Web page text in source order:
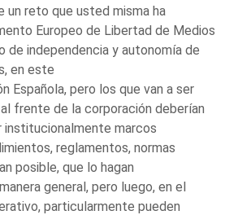
un reto que usted misma ha
Europeo de Libertad de Medios
de independencia y autonomía de
en este
Española, pero los que van a ser
frente de la corporación deberían
institucionalmente marcos
reglamentos, normas
posible, que lo hagan
general, pero luego, en el
particularmente pueden